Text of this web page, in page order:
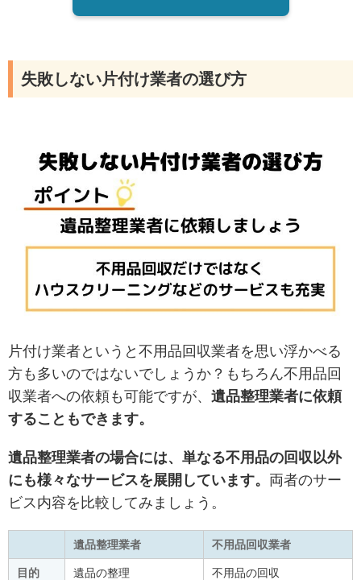
失敗しない片付け業者の選び方
片付け業者というと不用品回収業者を思い浮かべる
方も多いのではないでしょうか？もちろん不用品回
収業者への依頼も可能ですが、 遺品整理業者に依頼
することもできます。
遺品整理業者の場合には、単なる不用品の回収以外
にも様々なサービスを展開しています。 両者のサー
ビス内容を比較してみましょう。
遺品整理業者 不用品回収業者
目的 遺品の整理 不用品の回収